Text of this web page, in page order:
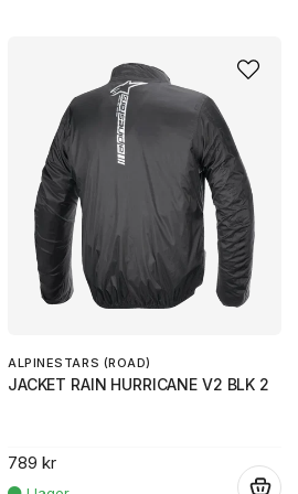
ALPINESTARS (ROAD)
JACKET RAIN HURRICANE V2 BLK 2
789 kr